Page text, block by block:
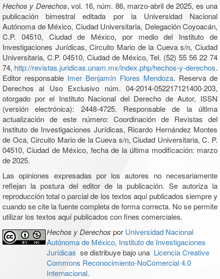
Hechos y Derechos, vol. 16, núm. 86, marzo-abril de 2025, es una
publicación bimestral editada por la Universidad Nacional
Autónoma de México, Ciudad Universitaria, Delegación Coyoacán,
C.P. 04510, Ciudad de México, por medio del Instituto de
Investigaciones Jurídicas, Circuito Mario de la Cueva s/n, Ciudad
Universitaria, C.P. 04510, Ciudad de México, Tel. (52) 55 56 22 74
74, http://revistas.juridicas.unam.mx/index.php/hechos-y-derechos.
Editor responsable Imer Benjamín Flores Mendoza. Reserva de
Derechos al Uso Exclusivo núm. 04-2014-052217121400-203,
otorgado por el Instituto Nacional del Derecho de Autor, ISSN
(versión electrónica): 2448-4725. Responsable de la última
actualización de este número: Coordinación de Revistas del
Instituto de Investigaciones Jurídicas, Ricardo Hernández Montes
de Oca, Circuito Mario de la Cueva s/n, Ciudad Universitaria, C. P.
04510, Ciudad de México, fecha de la última modificación: marzo
de 2025.
Las opiniones expresadas por los autores no necesariamente
reflejan la postura del editor de la publicación. Se autoriza la
reproducción total o parcial de los textos aquí publicados siempre y
cuando se cite la fuente completa de forma correcta. No se permite
utilizar los textos aquí publicados con fines comerciales.
Hechos y Derechos por Universidad Nacional
Autónoma de México, Instituto de Investigaciones
Jurídicas se distribuye bajo una Licencia Creative
Commons Reconocimiento-NoComercial 4.0
Internacional.